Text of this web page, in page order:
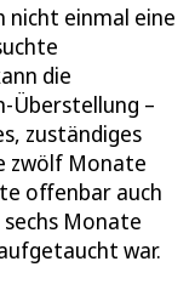
nicht einmal eine
die
Überstellung –
zuständiges
zwölf Monate
offenbar auch
Monate
war.